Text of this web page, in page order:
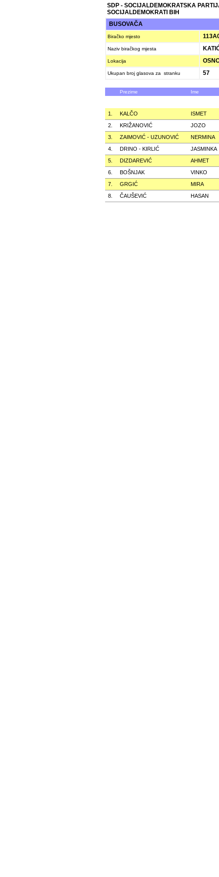
SDP - SOCIJALDEMOKRATSKA
SOCIJALDEMOKRATI BIH
BUSOVAČA
Biračko mjesto
Naziv biračkog mjesta
Lokacija
Ukupan broj glasova za stranku 57
Prezime Ime
1. KALČO
ISMET
2.
KRIŽANOVIĆ
JOZO
3.
ZAIMOVIĆ - UZUNOVIĆ
NERMINA
4.
DRINO - KIRLIĆ
JASMINKA
5.
DIZDAREVIĆ
AHMET
6.
BOŠNJAK
VINKO
7.
GRGIĆ
MIRA
8.
ČAUŠEVIĆ HASAN